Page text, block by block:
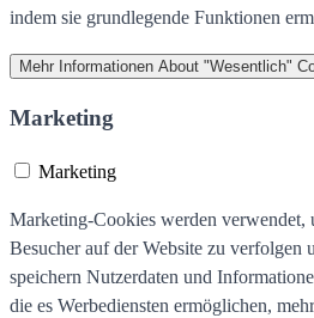
indem sie grundlegende Funktionen
Mehr Informationen About "Wesentlich"
Marketing
Marketing
Marketing-Cookies werden verwendet,
Besucher auf der Website zu verfolgen
speichern Nutzerdaten und
die es Werbediensten ermöglichen,